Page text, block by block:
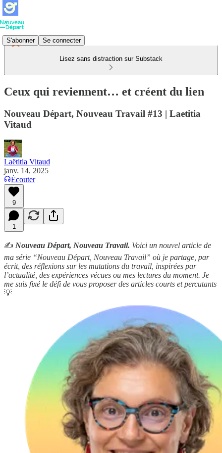
S'abonner Se connecter
Lisez sans distraction sur Substack
Ceux qui reviennent… et créent du lien
Nouveau Départ, Nouveau Travail #13 | Laetitia
Vitaud
Laëtitia Vitaud
janv. 14, 2025
Écouter
9
1
✍️ Nouveau Départ, Nouveau Travail. Voici un nouvel article de
ma série “Nouveau Départ, Nouveau Travail” où je partage, par
écrit, des réflexions sur les mutations du travail, inspirées par
l’actualité, des expériences vécues ou mes lectures du moment. Je
me suis fixé le défi de vous proposer des articles courts et percutants
💡